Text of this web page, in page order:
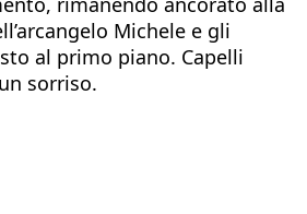
Michele e gli
al primo piano. Capelli
sorriso.